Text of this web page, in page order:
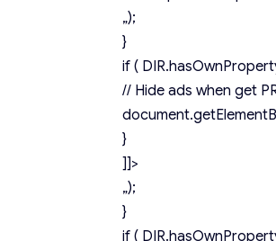
„);
}
if (
// Hide ads when get
}
]]>
„);
}
if (